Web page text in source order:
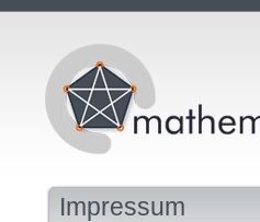
Impressum